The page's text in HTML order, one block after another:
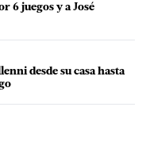
6 juegos y a José
desde su casa hasta